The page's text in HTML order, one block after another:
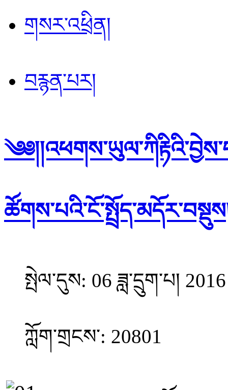
གསར་འཕྲིན།
བརྙན་པར།
སྤེལ་དུས: 06 ཟླ་དྲུག་པ། 2016
ཀློག་གྲངས་: 20801